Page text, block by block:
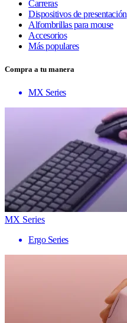
Carreras
Dispositivos de presentación
Alfombrillas para mouse
Accesorios
Más populares
Compra a tu manera
MX Series
MX Series
Ergo Series